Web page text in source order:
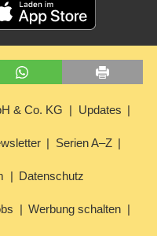
& Co. KG Updates
Serien A–Z
Datenschutz
Werbung schalten